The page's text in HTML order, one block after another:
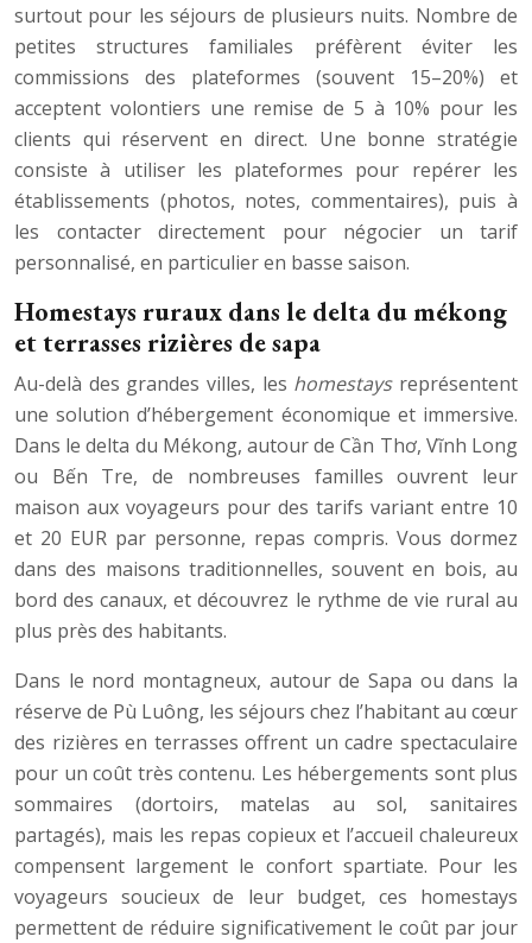
surtout pour les séjours de plusieurs nuits. Nombre de
petites structures familiales préfèrent éviter les
commissions des plateformes (souvent 15–20%) et
acceptent volontiers une remise de 5 à 10% pour les
clients qui réservent en direct. Une bonne stratégie
consiste à utiliser les plateformes pour repérer les
établissements (photos, notes, commentaires), puis à
les contacter directement pour négocier un tarif
personnalisé, en particulier en basse saison.
Homestays ruraux dans le delta du mékong
et terrasses rizières de sapa
Au-delà des grandes villes, les homestaysreprésentent
une solution d’hébergement économique et immersive.
Dans le delta du Mékong, autour de Cần Thơ, Vĩnh Long
ou Bến Tre, de nombreuses familles ouvrent leur
maison aux voyageurs pour des tarifs variant entre 10
et 20 EUR par personne, repas compris. Vous dormez
dans des maisons traditionnelles, souvent en bois, au
bord des canaux, et découvrez le rythme de vie rural au
plus près des habitants.
Dans le nord montagneux, autour de Sapa ou dans la
réserve de Pù Luông, les séjours chez l’habitant au cœur
des rizières en terrasses offrent un cadre spectaculaire
pour un coût très contenu. Les hébergements sont plus
sommaires (dortoirs, matelas au sol, sanitaires
partagés), mais les repas copieux et l’accueil chaleureux
compensent largement le confort spartiate. Pour les
voyageurs soucieux de leur budget, ces homestays
permettent de réduire significativement le coût par jour